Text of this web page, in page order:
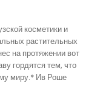
косметики и
растительных
на протяжении вот
гордятся тем, что
миру.* Ив Роше